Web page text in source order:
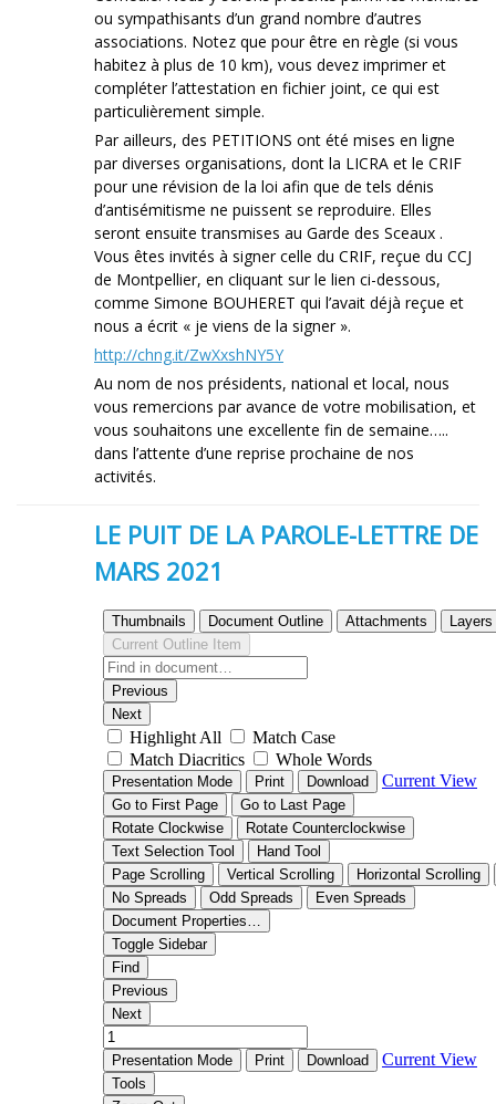
ou sympathisants d’un grand nombre d’autres
associations. Notez que pour être en règle (si vous
habitez à plus de 10 km), vous devez imprimer et
compléter l’attestation en fichier joint, ce qui est
particulièrement simple.
Par ailleurs, des PETITIONS ont été mises en ligne
par diverses organisations, dont la LICRA et le CRIF
pour une révision de la loi afin que de tels dénis
d’antisémitisme ne puissent se reproduire. Elles
seront ensuite transmises au Garde des Sceaux .
Vous êtes invités à signer celle du CRIF, reçue du CCJ
de Montpellier, en cliquant sur le lien ci-dessous,
comme Simone BOUHERET qui l’avait déjà reçue et
nous a écrit « je viens de la signer ».
http://chng.it/ZwXxshNY5Y
Au nom de nos présidents, national et local, nous
vous remercions par avance de votre mobilisation, et
vous souhaitons une excellente fin de semaine…..
dans l’attente d’une reprise prochaine de nos
activités.
LE PUIT DE LA PAROLE-LETTRE DE
MARS 2021